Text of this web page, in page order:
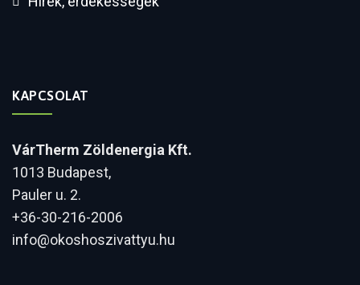
KAPCSOLAT
VárTherm Zöldenergia Kft.
1013 Budapest,
Pauler u. 2.
+36-30-216-2006
info@okoshoszivattyu.hu